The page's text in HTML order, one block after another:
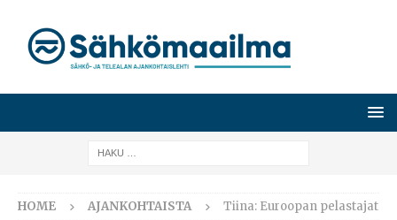
HOME AJANKOHTAISTA Tiina: Euroopan pelastajat